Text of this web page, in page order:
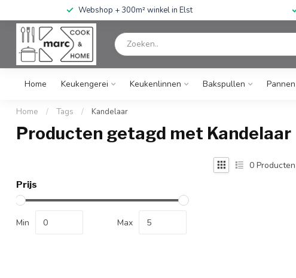
Webshop + 300m² winkel in Elst
Home Keukengerei Keukenlinnen Bakspullen Pannen
Home / Tags / Kandelaar
Producten getagd met Kandelaar
Prijs
Min Max
0 Producten